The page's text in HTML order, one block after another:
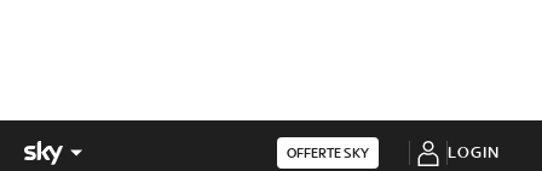
OFFERTE SKY LOGIN